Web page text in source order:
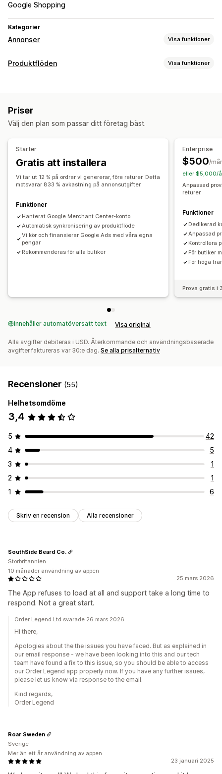
Google Shopping
Kategorier
Annonser Visa funktioner
Målinriktning
Plattform
AI-optimering
Budoptimering
Influerare och affiliates
Annonsutbyte
Prestandaanalys
Annonskostnad
Klickfrekvens
Antal visningar
UTM-attribuering Trafikkälla
Produktflöden Visa funktioner
Anpassade formler
Lokalt lager Lokaliserade flöden Flera valutor
Uppdateringar i realtid Schemalagd synkronisering
GTIN-hantering
Konverteringsspårning
Övervakning av prestanda
Priser
Välj den plan som passar ditt företag bäst.
Starter
Gratis att installera
Vi tar ut 12 % på ordrar vi genererar, före returer. Detta
motsvarar 833 % avkastning på annonsutgifter.
Funktioner
Hanterat Google Merchant Center-konto
Automatisk synkronisering av produktflöde
Vi kör och finansierar Google Ads med våra egna
pengar
Rekommenderas för alla butiker
Enterprise
$500/
eller $5,000/
Anpassad
returer.
Funktioner
Dedikerad
Anpassad
Kontrollera
För butiker
För höga
Prova gratis i
Innehåller automatöversatt text Visa original
Alla avgifter debiteras i USD. Återkommande och användningsbaserade
avgifter faktureras var 30:e dag. Se alla prisalternativ
Recensioner (55)
Helhetsomdöme
3,4
5
42
4
5
3
1
2
1
1
6
Skriv en recension Alla recensioner
25 mars 2026
The App refuses to load at all and support take a long time to
respond. Not a great start.
SouthSide Beard Co.
Storbritannien
10 månader användning av appen
Order Legend Ltd svarade 26 mars 2026
Hi there,
Apologies about the the issues you have faced. But as explained in
our email response - we have been looking into this and our tech
team have found a fix to this issue, so you should be able to access
our Order Legend app properly now. If you have any further issues,
please let us know via response to the email.
Kind regards,
Order Legend
23 januari 2025
Roar Sweden
Sverige
Mer än ett år användning av appen